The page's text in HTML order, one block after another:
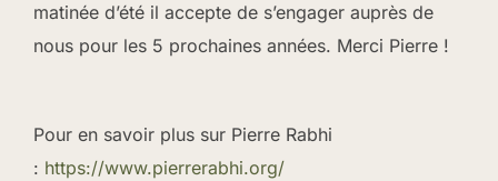
matinée d’été il accepte de s’engager auprès de
nous pour les 5 prochaines années. Merci Pierre !
Pour en savoir plus sur Pierre Rabhi
: https://www.pierrerabhi.org/